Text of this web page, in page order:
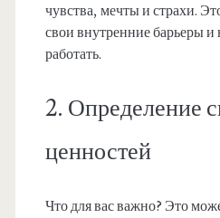
чувства, мечты и страхи.
свои внутренние барьеры и
работать.
2. Определение
ценностей
Что для вас важно? Это